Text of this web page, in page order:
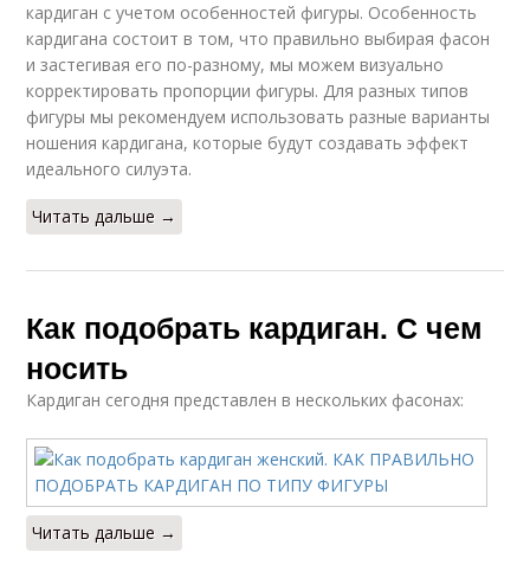
кардиган с учетом особенностей фигуры. Особенность
кардигана состоит в том, что правильно выбирая фасон
и застегивая его по-разному, мы можем визуально
корректировать пропорции фигуры. Для разных типов
фигуры мы рекомендуем использовать разные варианты
ношения кардигана, которые будут создавать эффект
идеального силуэта.
Читать дальше →
Как подобрать кардиган. С чем
носить
Кардиган сегодня представлен в нескольких фасонах:
Читать дальше →